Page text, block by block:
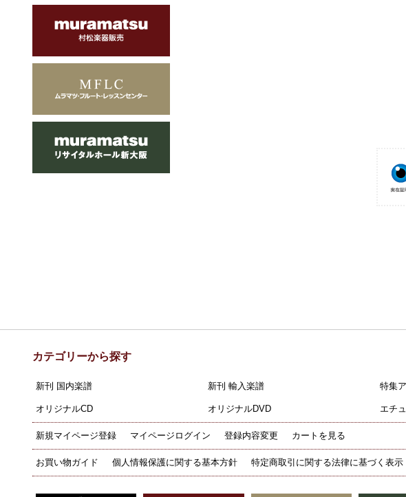
カテゴリーから探す
新刊 国内楽譜 新刊 輸入楽譜 特集
オリジナルCD オリジナルDVD エチ
新規マイページ登録 マイページログイン 登録内容変更 カートを見る
お買い物ガイド 個人情報保護に関する基本方針 特定商取引に関する法律に基づく表示